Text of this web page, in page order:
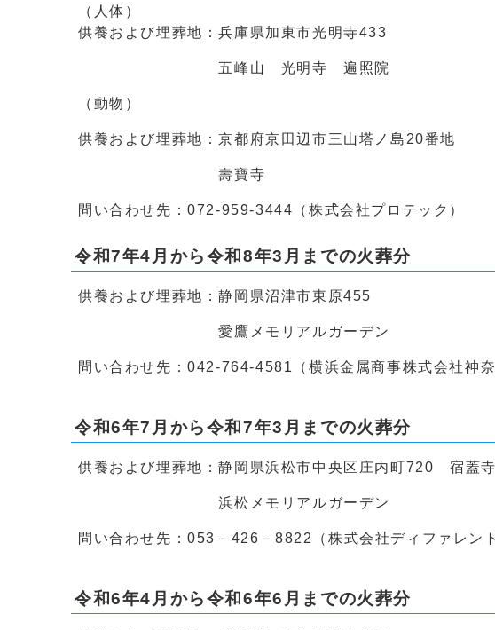
（人体）
供養および埋葬地：兵庫県加東市光明寺433
五峰山 光明寺 遍照院
（動物）
供養および埋葬地：京都府京田辺市三山塔ノ島20番地
壽寶寺
問い合わせ先：072-959-3444（株式会社プロテック）
令和7年4月から令和8年3月までの火葬分
供養および埋葬地：静岡県沼津市東原455
愛鷹メモリアルガーデン
問い合わせ先：042-764-4581（横浜金属商事株式会社神奈
令和6年7月から令和7年3月までの火葬分
供養および埋葬地：静岡県浜松市中央区庄内町720 宿蓋
浜松メモリアルガーデン
問い合わせ先：053－426－8822（株式会社ディファレン
令和6年4月から令和6年6月までの火葬分